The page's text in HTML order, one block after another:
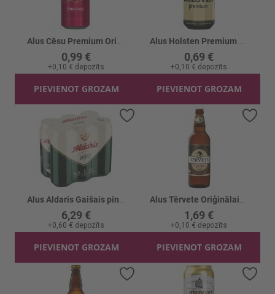
0,99 €
+0,10 € depozīts
PIEVIENOT GROZAM
0,69 €
+0,10 € depozīts
PIEVIENOT GROZAM
6,29 €
+0,60 € depozīts
PIEVIENOT GROZAM
Pievienot vēlmju sarakstam
1,69 €
+0,10 € depozīts
PIEVIENOT GROZAM
Pievienot vēlmju sarakstam